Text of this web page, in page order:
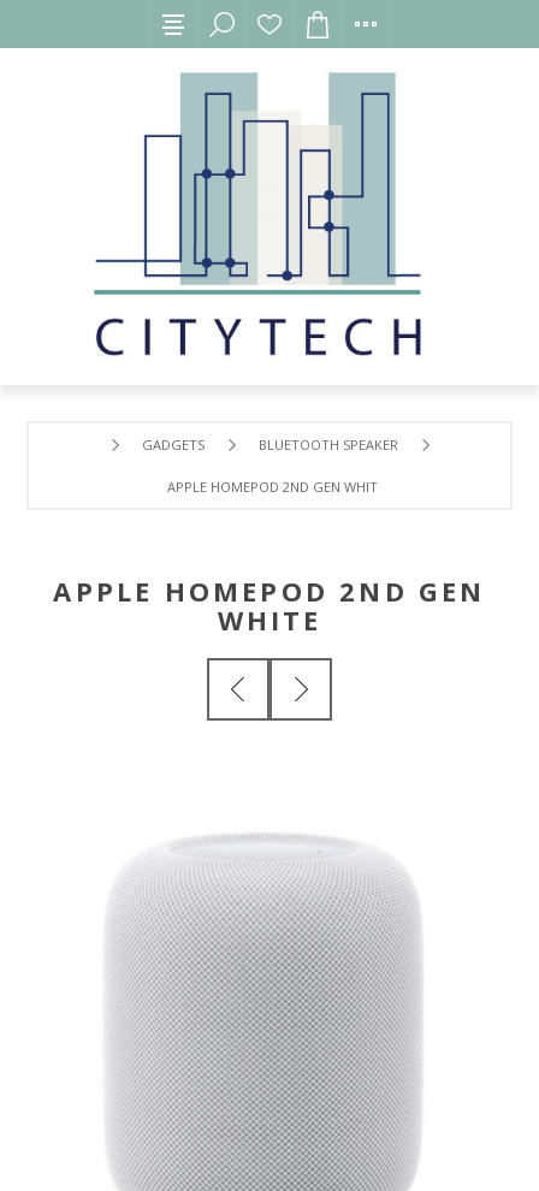
GADGETS BLUETOOTH SPEAKER
APPLE HOMEPOD 2ND GEN WHITE
APPLE HOMEPOD 2ND GEN
WHITE